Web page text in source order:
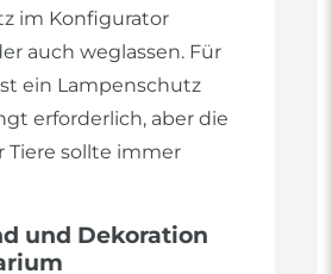
im Konfigurator
auch weglassen. Für
ein Lampenschutz
erforderlich, aber die
Tiere sollte immer
und Dekoration